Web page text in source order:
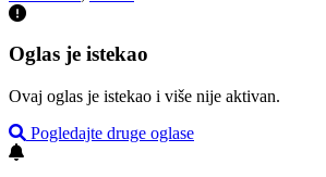
Oglas je istekao
Ovaj oglas je istekao i više nije aktivan.
Pogledajte druge oglase